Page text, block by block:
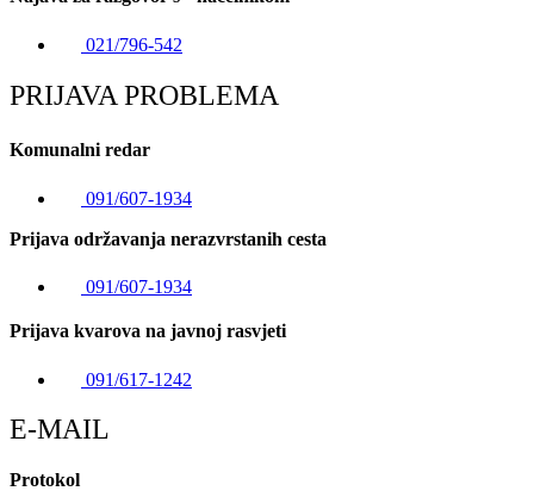
021/796-542
PRIJAVA PROBLEMA
Komunalni redar
091/607-1934
Prijava održavanja nerazvrstanih cesta
091/607-1934
Prijava kvarova na javnoj rasvjeti
091/617-1242
E-MAIL
Protokol